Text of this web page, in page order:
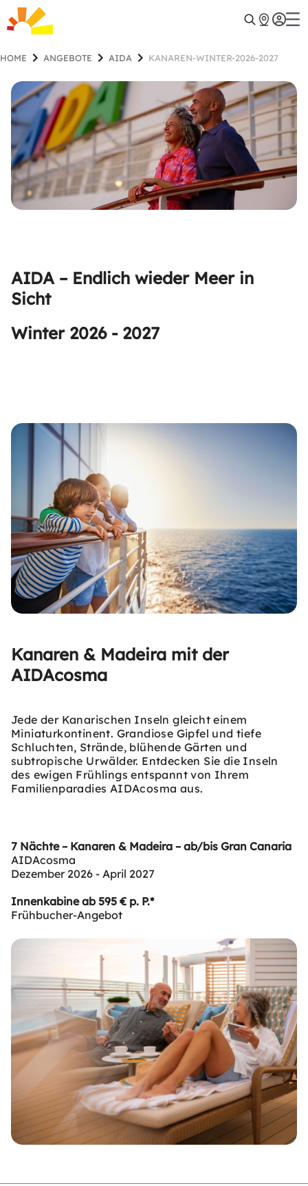
HOME ANGEBOTE AIDA KANAREN-WINTER-2026-2027
AIDA – Endlich wieder Meer in
Sicht
Winter 2026 - 2027
Kanaren & Madeira mit der
AIDAcosma
Jede der Kanarischen Inseln gleicht einem
Miniaturkontinent. Grandiose Gipfel und tiefe
Schluchten, Strände, blühende Gärten und
subtropische Urwälder. Entdecken Sie die Inseln
des ewigen Frühlings entspannt von Ihrem
Familienparadies AIDAcosma aus.
7 Nächte – Kanaren & Madeira – ab/bis Gran Canaria
AIDAcosma
Dezember 2026 - April 2027
Innenkabine ab 595 € p. P.*
Frühbucher-Angebot